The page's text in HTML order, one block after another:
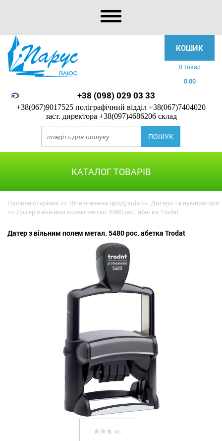
КОШИК
0 товар
0.00
+38 (098) 029 03 33
+38(067)9017525 поліграфічний відділ +38(067)7404020
заст. директора +38(097)4686206 склад
КАТАЛОГ ТОВАРІВ
Головна сторінка >> Штемпельна продукція >> Датери та нумератори
>> Датер з вільним полем метал. 5480 рос. абетка Trodat
Датер з вільним полем метал. 5480 рос. абетка Trodat
( 0 )